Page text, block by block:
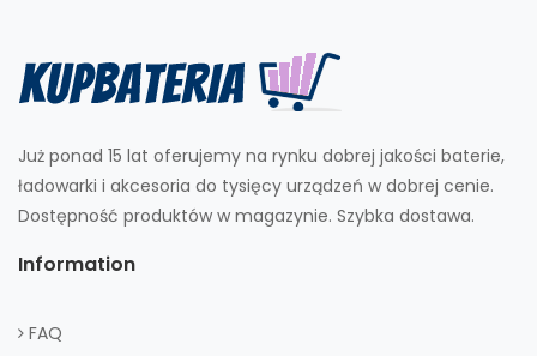
Już ponad 15 lat oferujemy na rynku dobrej jakości baterie,
ładowarki i akcesoria do tysięcy urządzeń w dobrej cenie.
Dostępność produktów w magazynie. Szybka dostawa.
Information
FAQ